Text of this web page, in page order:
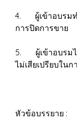
4. ผู้เข้าอบรมท
การปิดการขาย
5. ผู้เข้าอบรมไ
ไม่เสียเปรียบในก
หัวข้อบรรยาย :